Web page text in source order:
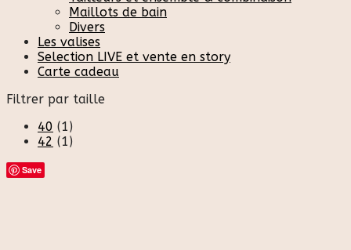
Maillots de bain
Divers
Les valises
Selection LIVE et vente en story
Carte cadeau
Filtrer par taille
40 (1)
42 (1)
Save